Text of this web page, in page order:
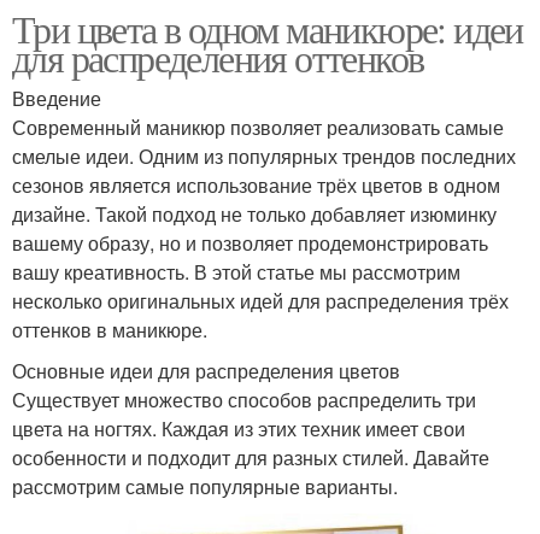
Три цвета в одном маникюре: идеи
для распределения оттенков
Введение
Современный маникюр позволяет реализовать самые
смелые идеи. Одним из популярных трендов последних
сезонов является использование трёх цветов в одном
дизайне. Такой подход не только добавляет изюминку
вашему образу, но и позволяет продемонстрировать
вашу креативность. В этой статье мы рассмотрим
несколько оригинальных идей для распределения трёх
оттенков в маникюре.
Основные идеи для распределения цветов
Существует множество способов распределить три
цвета на ногтях. Каждая из этих техник имеет свои
особенности и подходит для разных стилей. Давайте
рассмотрим самые популярные варианты.